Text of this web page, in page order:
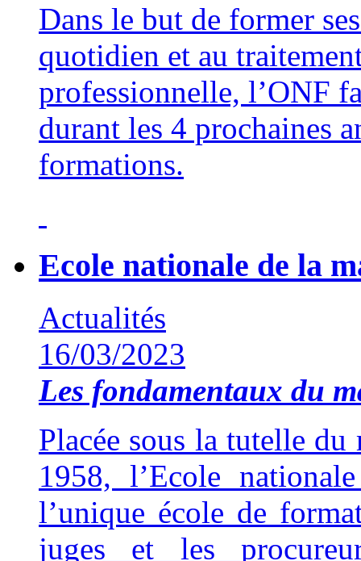
Dans le but de former
quotidien et au
professionnelle, l’ONF
durant les 4 prochaines
formations.
Ecole nationale de la
Actualités
16/03/2023
Les fondamentaux du
Placée sous la tutelle du
1958, l’Ecole
l’unique école de
juges et les